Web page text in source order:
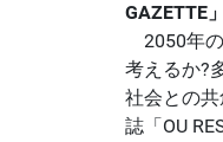
GAZETTE
2050年の
考えるか?
社会との
誌「OU